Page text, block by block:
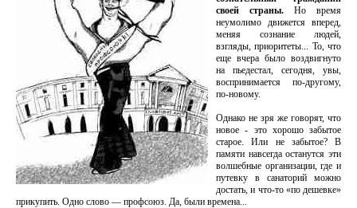
своей страны. Но время
неумолимо движется вперед,
меняя сознание людей,
взгляды, приоритеты... То, что
еще вчера было воздвигнуто
на пьедестал, сегодня, увы,
воспринимается по-другому,
по-новому.
Однако не зря же говорят, что
новое - это хорошо забытое
старое. Или не забытое? В
памяти навсегда останутся эти
волшебные организации, где и
путевку в санаторий можно
достать, и что-то «по дешевке»
прикупить. Одно слово — профсоюз. Да, были времена...